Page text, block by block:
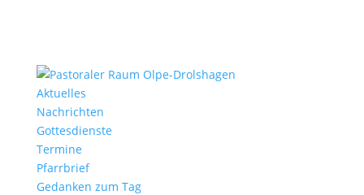
Aktu­elles
Nach­richten
Gottes­dienste
Termine
Pfarr­brief
Gedanken zum Tag